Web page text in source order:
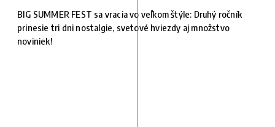
BIG SUMMER FEST sa vracia vo veľkom štýle: Druhý ročník
prinesie tri dni nostalgie, svetové hviezdy aj množstvo
noviniek!